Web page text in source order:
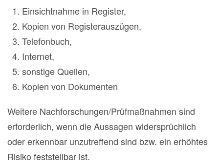
Einsichtnahme in Register,
Kopien von Registerauszügen,
Telefonbuch,
Internet,
sonstige Quellen,
Kopien von Dokumenten
Weitere Nachforschungen/Prüfmaßnahmen sind
erforderlich, wenn die Aussagen widersprüchlich
oder erkennbar unzutreffend sind bzw. ein erhöhtes
Risiko feststellbar ist.